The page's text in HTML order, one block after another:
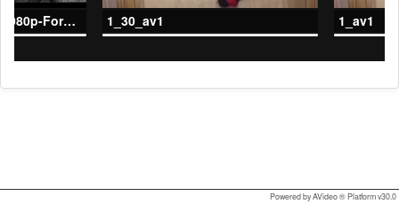
1_30_av1 1_av1
Face-To-FaceSexArt-1080p-ForeverAloneDude-7
Powered by AVideo ® Platform v30.0